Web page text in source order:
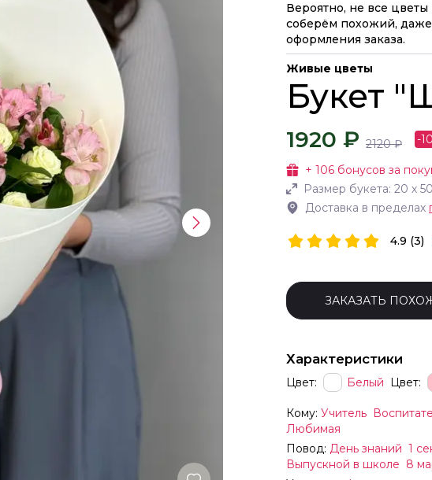
Вероятно, не все цветы
соберём похожий,
оформления заказа.
Живые цветы
Букет
1920 ₽ 2120₽ -10
+ 106 бонусов за
Размер букета: 20 х 50
Доставка в пределах
4.9 (3)
ЗАКАЗАТЬ
Характеристики
Цвет: Белый Цвет:
Кому: Учитель
Любимая
Повод: День знаний 1
Выпускной в школе 8